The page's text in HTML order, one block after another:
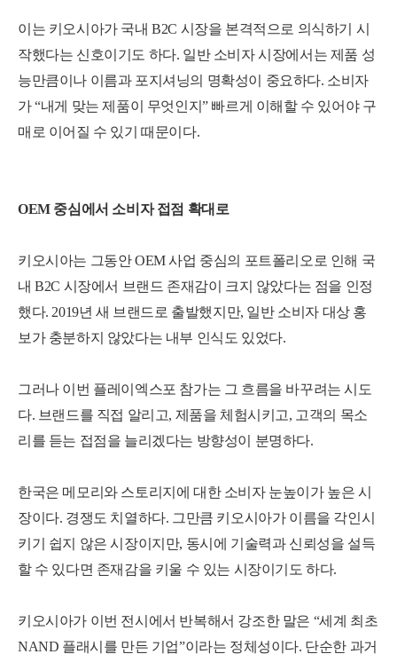
이는 키오시아가 국내 B2C 시장을 본격적으로 의식하기 시
작했다는 신호이기도 하다. 일반 소비자 시장에서는 제품 성
능만큼이나 이름과 포지셔닝의 명확성이 중요하다. 소비자
가 “내게 맞는 제품이 무엇인지” 빠르게 이해할 수 있어야 구
매로 이어질 수 있기 때문이다.
OEM 중심에서 소비자 접점 확대로
키오시아는 그동안 OEM 사업 중심의 포트폴리오로 인해 국
내 B2C 시장에서 브랜드 존재감이 크지 않았다는 점을 인정
했다. 2019년 새 브랜드로 출발했지만, 일반 소비자 대상 홍
보가 충분하지 않았다는 내부 인식도 있었다.
그러나 이번 플레이엑스포 참가는 그 흐름을 바꾸려는 시도
다. 브랜드를 직접 알리고, 제품을 체험시키고, 고객의 목소
리를 듣는 접점을 늘리겠다는 방향성이 분명하다.
한국은 메모리와 스토리지에 대한 소비자 눈높이가 높은 시
장이다. 경쟁도 치열하다. 그만큼 키오시아가 이름을 각인시
키기 쉽지 않은 시장이지만, 동시에 기술력과 신뢰성을 설득
할 수 있다면 존재감을 키울 수 있는 시장이기도 하다.
키오시아가 이번 전시에서 반복해서 강조한 말은 “세계 최초
NAND 플래시를 만든 기업”이라는 정체성이다. 단순한 과거
세부정보 열기/접기